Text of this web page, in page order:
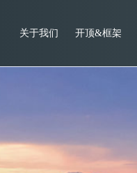
关于我们 开顶&框架